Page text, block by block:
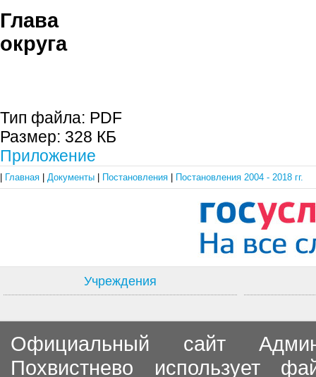
Глава
округа С.П.
Тип файла: PDF
Размер: 328 КБ
Приложение
Главная Документы Постановления Постановления 2004 - 2018 гг.
Учреждения
Официальный сайт
Похвистнево использует